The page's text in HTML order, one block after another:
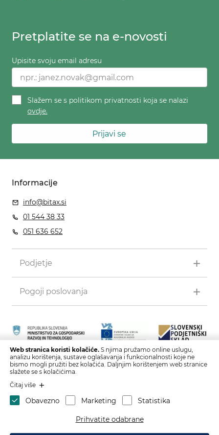
Pretplatite se na e-novosti
Upisite svoju email adresu
Slažem se s politikom privatnosti koja se nalazi
ovdje.
Prijavi se
Informacije
info@bitax.si
01 544 38 33
051 636 652
Podjetje
Pogoji poslovanja
Naložbo izdelave spletne strani in spletne trgovine sofinancirata
Republika Slovenija in Evropska unija iz Evropskega sklada za
regionalni razvoj. Sofinanciranje je bilo pridobljeno preko vavčerja
za digitalni marketing.
Tvrtka: Bitax, d.o.o., Attemsov trg 9 B, 3342 Gornji Grad,
Slovenia, SI23779861
Web stranica koristi kolačiće. S njima pružamo online uslugu,
analizu korištenja, sustave oglašavanja i funkcionalnosti koje ne
bismo mogli pružiti bez kolačića. Daljnjim korištenjem web stranice
slažete se s kolačićima.
Čitaj više
Obavezno Marketing Statistika
Prihvatite odabrane